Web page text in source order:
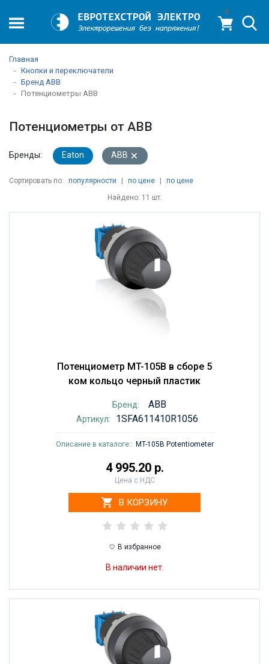
0
Главная
Кнопки и переключатели
Бренд ABB
Потенциометры ABB
Потенциометры от ABB
Бренды: Eaton ABB
Сортировать по: популярности по цене
по цене
Найдено: 11 шт.
Потенциометр MT-105B в сборе 5
ком кольцо черный пластик
Бренд: ABB
Артикул: 1SFA611410R1056
Описание в каталоге:: MT-105B Potentiometer
4 995.20 р.
Цена с НДС
В КОРЗИНУ
В избранное
В наличии нет.